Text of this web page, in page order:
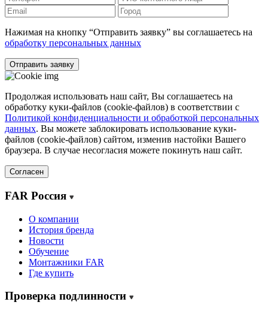
Нажимая на кнопку “Отправить заявку” вы соглашаетесь на
обработку персональных данных
Отправить заявку
Продолжая использовать наш сайт, Вы соглашаетесь на
обработку куки-файлов (cookie-файлов) в соответствии с
Политикой конфиденциальности и обработкой персональных
данных. Вы можете заблокировать использование куки-
файлов (cookie-файлов) сайтом, изменив настойки Вашего
браузера. В случае несогласия можете покинуть наш сайт.
Согласен
FAR Россия
О компании
История бренда
Новости
Обучение
Монтажники FAR
Где купить
Проверка подлинности